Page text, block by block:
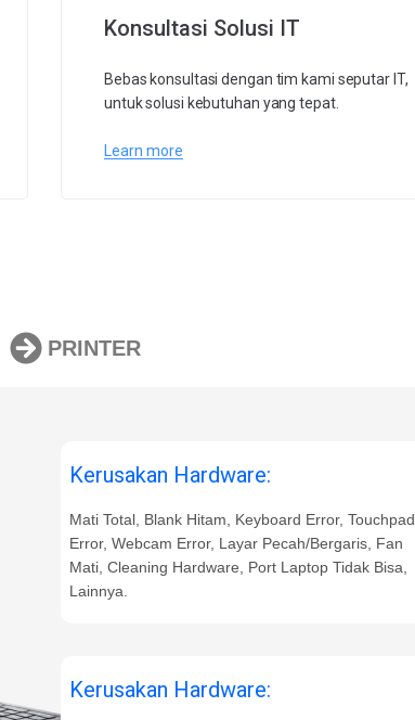
Konsultasi Solusi IT
Bebas konsultasi dengan tim kami seputar IT,
untuk solusi kebutuhan yang tepat.
Learn more
PRINTER
Kerusakan Hardware:
Mati Total, Blank Hitam, Keyboard Error, Touchpad
Error, Webcam Error, Layar Pecah/Bergaris, Fan
Mati, Cleaning Hardware, Port Laptop Tidak Bisa,
Lainnya.
Kerusakan Hardware: